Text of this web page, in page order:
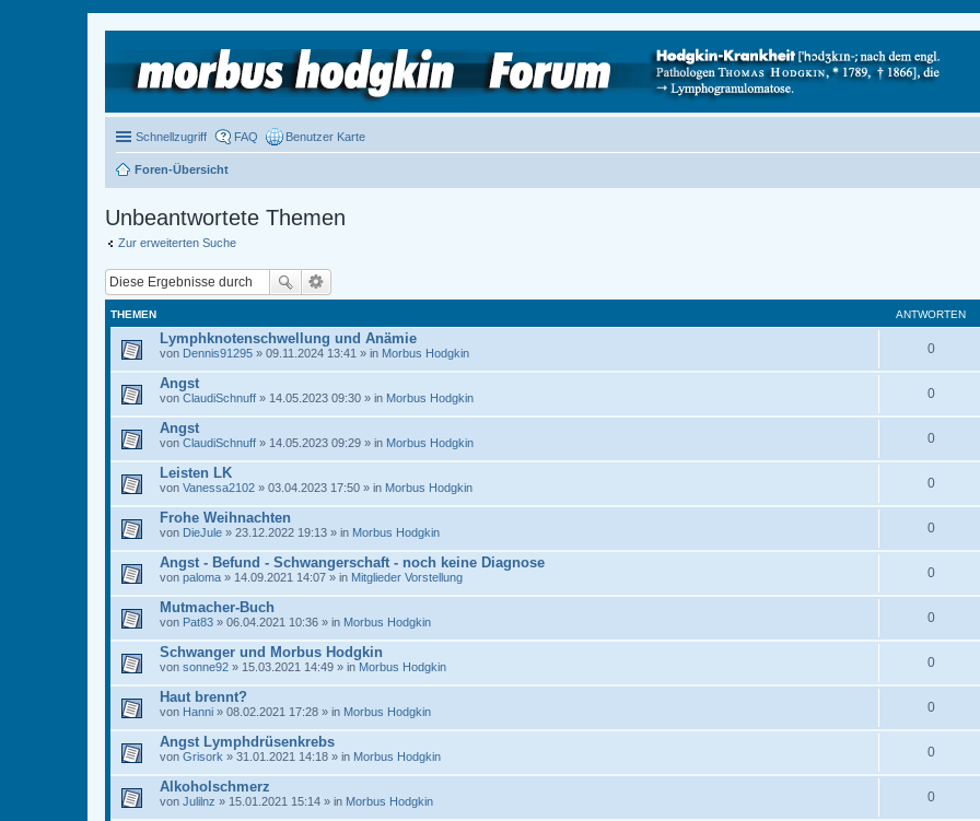
Schnellzugriff FAQ Benutzer Karte
Foren-Übersicht
Unbeantwortete Themen
Zur erweiterten Suche
THEMEN ANTWORTEN
Lymphknotenschwellung und Anämie
von Dennis91295 » 09.11.2024 13:41 » in Morbus Hodgkin 0
Angst
von ClaudiSchnuff » 14.05.2023 09:30 » in Morbus Hodgkin 0
Angst
von ClaudiSchnuff » 14.05.2023 09:29 » in Morbus Hodgkin 0
Leisten LK
von Vanessa2102 » 03.04.2023 17:50 » in Morbus Hodgkin 0
Frohe Weihnachten
von DieJule » 23.12.2022 19:13 » in Morbus Hodgkin 0
Angst - Befund - Schwangerschaft - noch keine Diagnose
von paloma » 14.09.2021 14:07 » in Mitglieder Vorstellung 0
Mutmacher-Buch
von Pat83 » 06.04.2021 10:36 » in Morbus Hodgkin 0
Schwanger und Morbus Hodgkin
von sonne92 » 15.03.2021 14:49 » in Morbus Hodgkin 0
Haut brennt?
von Hanni » 08.02.2021 17:28 » in Morbus Hodgkin 0
Angst Lymphdrüsenkrebs
von Grisork » 31.01.2021 14:18 » in Morbus Hodgkin 0
Alkoholschmerz
von Julilnz » 15.01.2021 15:14 » in Morbus Hodgkin 0